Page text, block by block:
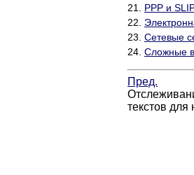
21. PPP и
22.
23. Сетевые
24. Сложные
Пред.
текстов для